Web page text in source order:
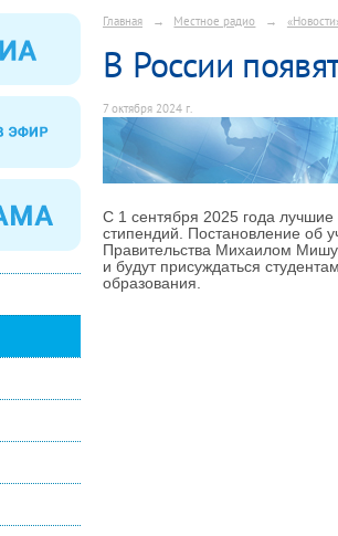
Главная → Местное радио →
В России
7 октября 2024 г.
С 1 сентября 2025 года лучшие
стипендий. Постановление об
Правительства Михаилом
и будут присуждаться
образования.